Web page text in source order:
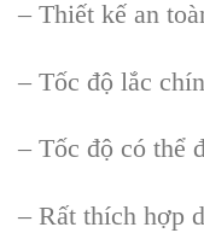
– Thiết kế an
– Tốc độ lắc
– Tốc độ có thể
– Rất thích hợp